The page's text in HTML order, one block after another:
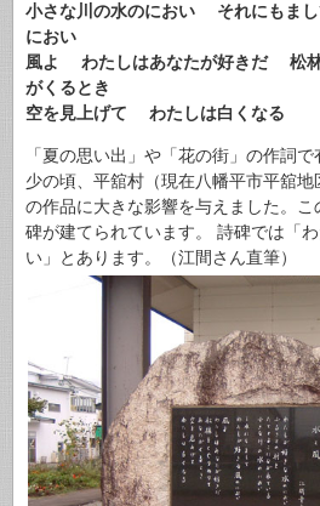
小さな川の水のにおい それにもま
におい
風よ わたしはあなたが好きだ 松
がくるとき
空を見上げて わたしは白くなる
「夏の思い出」や「花の街」の作詞
少の頃、平舘村（現在八幡平市平舘
の作品に大きな影響を与えました。
碑が建てられています。 詩碑では「
い」とあります。（江間さん直筆）